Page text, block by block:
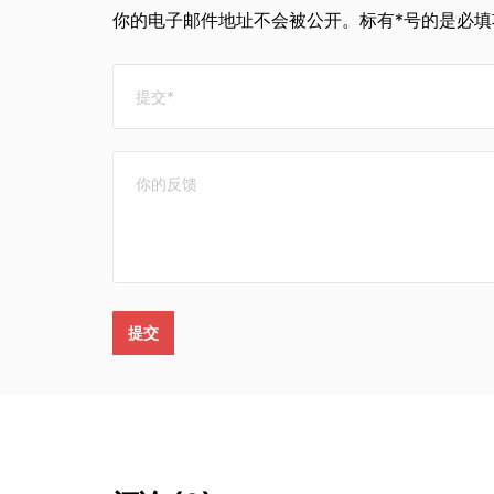
你的电子邮件地址不会被公开。标有*号的是必
提交